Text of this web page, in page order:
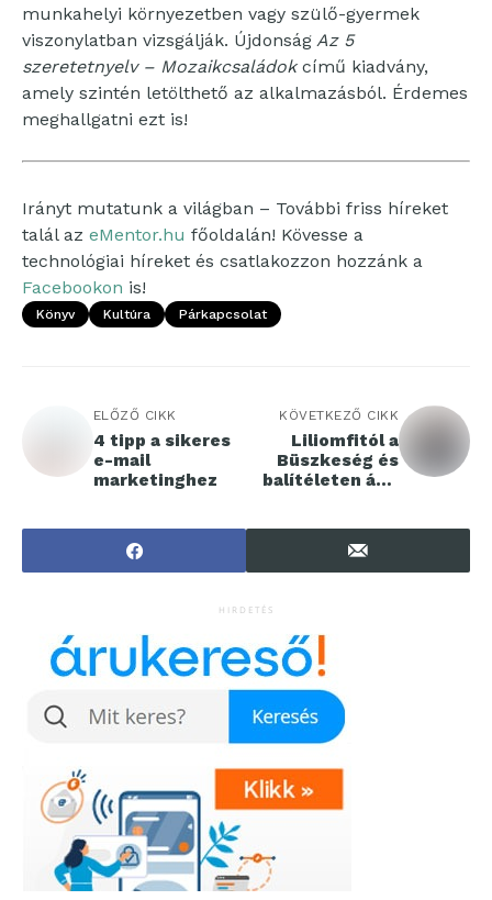
munkahelyi környezetben vagy szülő-gyermek
viszonylatban vizsgálják. Újdonság Az 5
szeretetnyelv – Mozaikcsaládokcímű kiadvány,
amely szintén letölthető az alkalmazásból. Érdemes
meghallgatni ezt is!
Irányt mutatunk a világban – További friss híreket
talál az eMentor.hu főoldalán! Kövesse a
technológiai híreket és csatlakozzon hozzánk a
Facebookon is!
Könyv Kultúra Párkapcsolat
ELŐZŐ CIKK
4 tipp a sikeres
e-mail
marketinghez
KÖVETKEZŐ CIKK
Liliomfitól a
Büszkeség és
balítéleten át a
HIRDETÉS